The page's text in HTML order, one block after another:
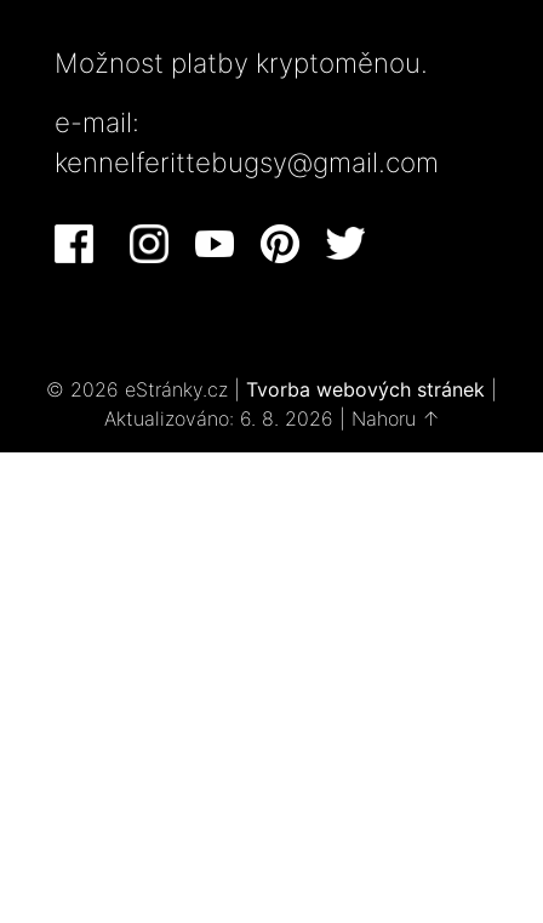
Možnost platby kryptoměnou.
e-mail:
kennelferittebugsy@gmail.com
© 2026 eStránky.cz Tvorba webových stránek
Aktualizováno: 6. 8. 2026
Nahoru ↑